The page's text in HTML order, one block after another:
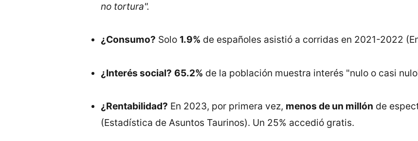
no tortura".
¿Consumo? Solo 1.9% de españoles asistió a corridas en 2021-2022
¿Interés social? 65.2% de la población muestra interés "nulo o casi
¿Rentabilidad? En 2023, por primera vez, menos de un millón de
(Estadística de Asuntos Taurinos). Un 25% accedió gratis.